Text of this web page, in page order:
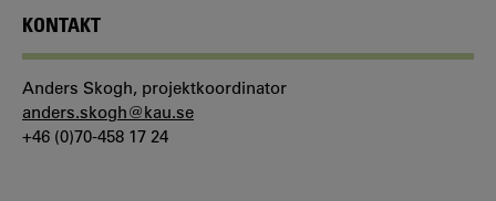
KONTAKT
Anders Skogh, projektkoordinator
anders.skogh@kau.se
+46 (0)70-458 17 24